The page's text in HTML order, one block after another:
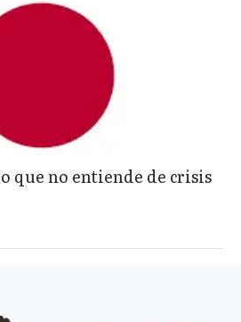
que no entiende de crisis